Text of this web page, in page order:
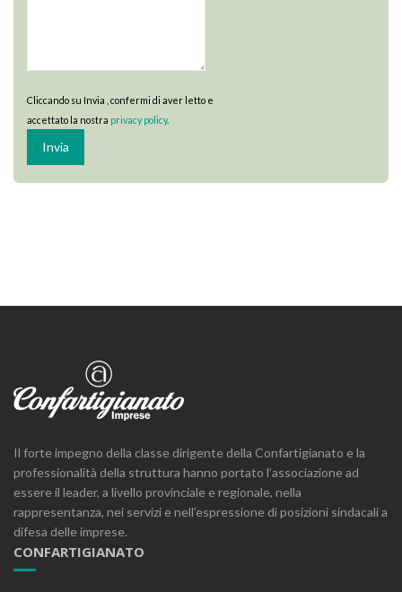
Cliccando su Invia , confermi di aver letto e
accettato la nostra privacy policy.
Il forte impegno della classe dirigente della Confartigianato e la
professionalità della struttura hanno portato l’associazione ad
essere il leader, a livello provinciale e regionale, nella
rappresentanza, nei servizi e nell’espressione di posizioni sindacali a
difesa delle imprese.
CONFARTIGIANATO